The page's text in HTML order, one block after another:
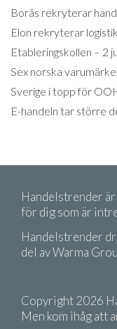
Borås rekryterar
Elon rekryterar
Etableringskollen – 2
Sex norska
Sverige i topp för
E-handeln tar större
Handelstrender
för dig som är
Handelstrender
del av Warma
Copyright 2026
Men kom ihåg att